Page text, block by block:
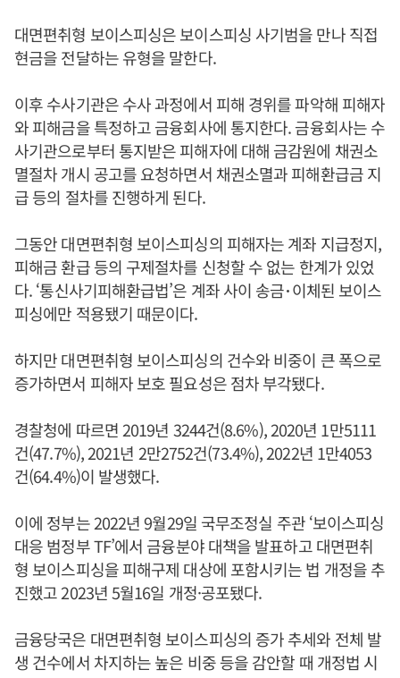
대면편취형 보이스피싱은 보이스피싱 사기범을 만나 직접
현금을 전달하는 유형을 말한다.
이후 수사기관은 수사 과정에서 피해 경위를 파악해 피해자
와 피해금을 특정하고 금융회사에 통지한다. 금융회사는 수
사기관으로부터 통지받은 피해자에 대해 금감원에 채권소
멸절차 개시 공고를 요청하면서 채권소멸과 피해환급금 지
급 등의 절차를 진행하게 된다.
그동안 대면편취형 보이스피싱의 피해자는 계좌 지급정지,
피해금 환급 등의 구제절차를 신청할 수 없는 한계가 있었
다. ‘통신사기피해환급법’은 계좌 사이 송금･이체된 보이스
피싱에만 적용됐기 때문이다.
하지만 대면편취형 보이스피싱의 건수와 비중이 큰 폭으로
증가하면서 피해자 보호 필요성은 점차 부각됐다.
경찰청에 따르면 2019년 3244건(8.6%), 2020년 1만5111
건(47.7%), 2021년 2만2752건(73.4%), 2022년 1만4053
건(64.4%)이 발생했다.
이에 정부는 2022년 9월29일 국무조정실 주관 ‘보이스피싱
대응 범정부 TF’에서 금융분야 대책을 발표하고 대면편취
형 보이스피싱을 피해구제 대상에 포함시키는 법 개정을 추
진했고 2023년 5월16일 개정·공포됐다.
금융당국은 대면편취형 보이스피싱의 증가 추세와 전체 발
생 건수에서 차지하는 높은 비중 등을 감안할 때 개정법 시